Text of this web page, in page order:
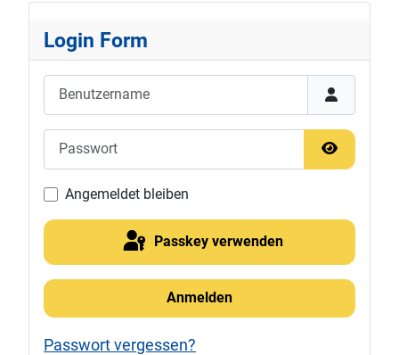
Login Form
Passwort
Angemeldet bleiben
Passkey verwenden
Anmelden
Passwort vergessen?